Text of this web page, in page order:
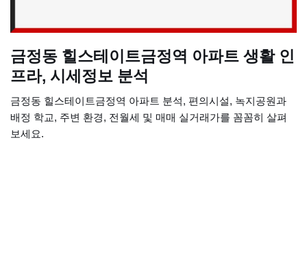
금정동 힐스테이트금정역 아파트 생활 인
프라, 시세정보 분석
금정동 힐스테이트금정역 아파트 분석, 편의시설, 녹지공원과
배정 학교, 주변 환경, 전월세 및 매매 실거래가를 꼼꼼히 살펴
보세요.